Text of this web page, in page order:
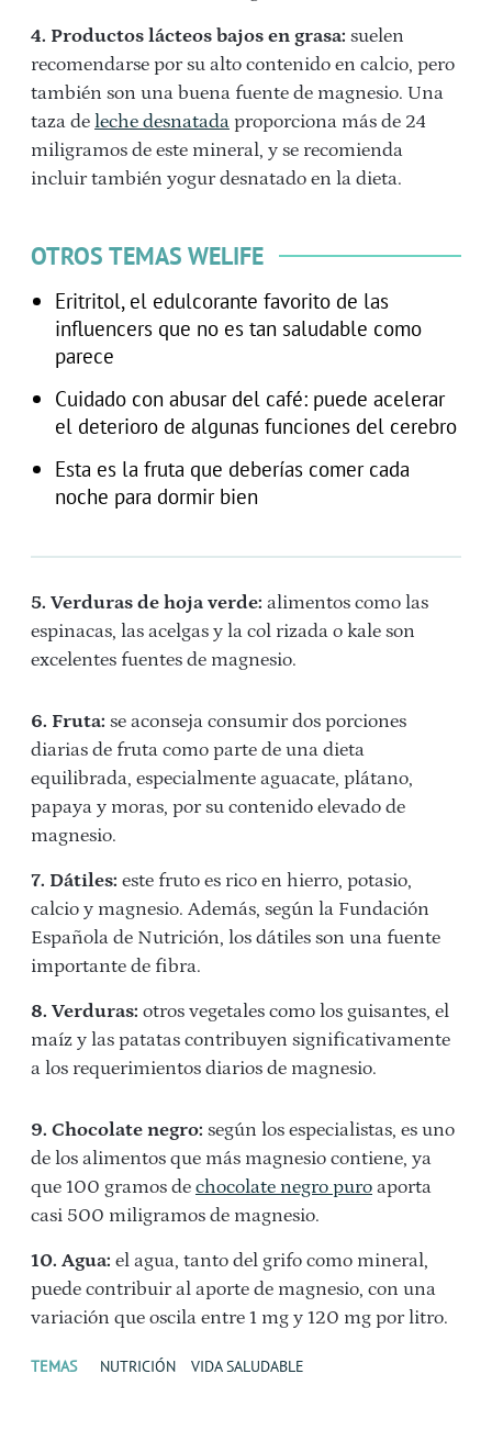
4. Productos lácteos bajos en grasa: suelen
recomendarse por su alto contenido en calcio, pero
también son una buena fuente de magnesio. Una
taza de leche desnatada proporciona más de 24
miligramos de este mineral, y se recomienda
incluir también yogur desnatado en la dieta.
OTROS TEMAS WELIFE
Eritritol, el edulcorante favorito de las
influencers que no es tan saludable como
parece
Cuidado con abusar del café: puede acelerar
el deterioro de algunas funciones del cerebro
Esta es la fruta que deberías comer cada
noche para dormir bien
5. Verduras de hoja verde: alimentos como las
espinacas, las acelgas y la col rizada o kale son
excelentes fuentes de magnesio.
6. Fruta: se aconseja consumir dos porciones
diarias de fruta como parte de una dieta
equilibrada, especialmente aguacate, plátano,
papaya y moras, por su contenido elevado de
magnesio.
7. Dátiles: este fruto es rico en hierro, potasio,
calcio y magnesio. Además, según la Fundación
Española de Nutrición, los dátiles son una fuente
importante de fibra.
8. Verduras: otros vegetales como los guisantes, el
maíz y las patatas contribuyen significativamente
a los requerimientos diarios de magnesio.
9. Chocolate negro: según los especialistas, es uno
de los alimentos que más magnesio contiene, ya
que 100 gramos de chocolate negro puro aporta
casi 500 miligramos de magnesio.
10. Agua: el agua, tanto del grifo como mineral,
puede contribuir al aporte de magnesio, con una
variación que oscila entre 1 mg y 120 mg por litro.
TEMAS NUTRICIÓN VIDA SALUDABLE